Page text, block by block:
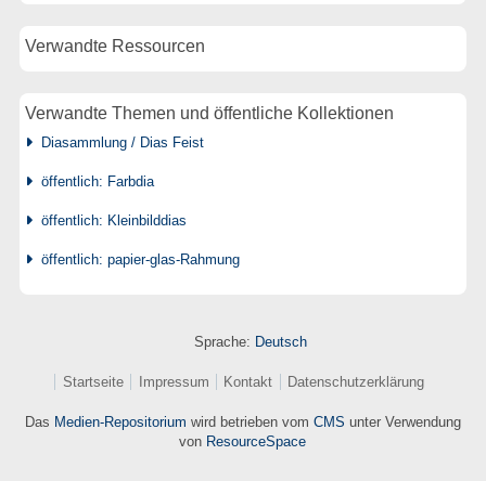
Verwandte Ressourcen
Verwandte Themen und öffentliche Kollektionen
Diasammlung / Dias Feist
öffentlich: Farbdia
öffentlich: Kleinbilddias
öffentlich: papier-glas-Rahmung
Sprache: Deutsch
Startseite Impressum Kontakt Datenschutzerklärung
Das Medien-Repositorium wird betrieben vom CMS unter Verwendung
von ResourceSpace